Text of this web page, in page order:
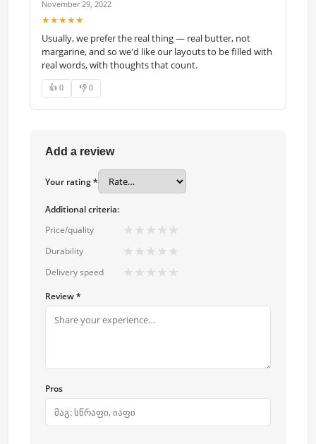
November 29, 2022
★★★★★
Usually, we prefer the real thing — real butter, not
margarine, and so we'd like our layouts to be filled with
real words, with thoughts that count.
👍 0 👎 0
Add a review
Your rating *
Additional criteria:
Price/quality
★ ★ ★ ★ ★
Durability ★ ★ ★ ★ ★
Delivery speed ★ ★ ★ ★ ★
Review *
Pros